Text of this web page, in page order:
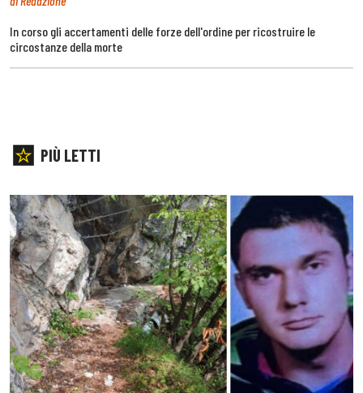
In corso gli accertamenti delle forze dell'ordine per ricostruire le
circostanze della morte
PIÙ LETTI